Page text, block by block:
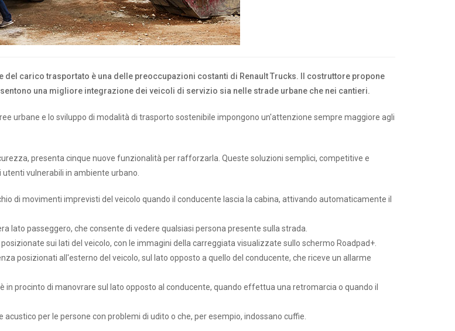
carico trasportato è una delle preoccupazioni costanti di Renault Trucks. Il costruttore propone
una migliore integrazione dei veicoli di servizio sia nelle strade urbane che nei cantieri.
urbane e lo sviluppo di modalità di trasporto sostenibile impongono un'attenzione sempre maggiore agli
presenta cinque nuove funzionalità per rafforzarla. Queste soluzioni semplici, competitive e
vulnerabili in ambiente urbano.
di movimenti imprevisti del veicolo quando il conducente lascia la cabina, attivando automaticamente il
lato passeggero, che consente di vedere qualsiasi persona presente sulla strada.
sui lati del veicolo, con le immagini della carreggiata visualizzate sullo schermo Roadpad+.
posizionati all'esterno del veicolo, sul lato opposto a quello del conducente, che riceve un allarme
in procinto di manovrare sul lato opposto al conducente, quando effettua una retromarcia o quando il
per le persone con problemi di udito o che, per esempio, indossano cuffie.